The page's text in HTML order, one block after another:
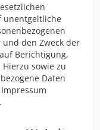
unentgeltliche
den Zweck der
Berichtigung,
sowie zu
Daten